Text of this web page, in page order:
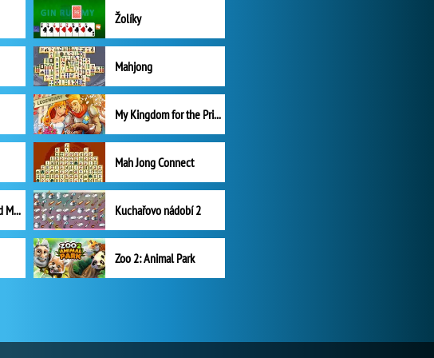
Žolíky
Mahjong
My Kingdom for the Princess Plná verze
Mah Jong Connect
Heroes of Might and Magic II Kuchařovo nádobí 2
Zoo 2: Animal Park